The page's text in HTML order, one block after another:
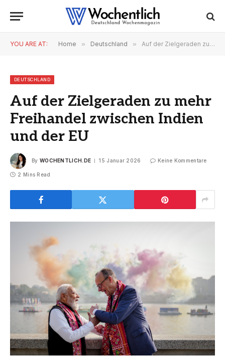
YOU ARE AT: Home » Deutschland » Auf der Zielgeraden zu mehr Freihandel zwischen Indien und der EU
DEUTSCHLAND
Auf der Zielgeraden zu mehr
Freihandel zwischen Indien
und der EU
By WOCHENTLICH.DE 15 Januar 2026 Keine Kommentare
2 Mins Read